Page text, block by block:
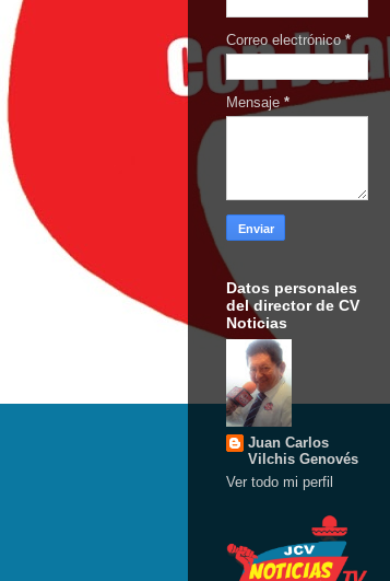
Correo electrónico*
Mensaje *
Datos personales
del director de CV
Noticias
Juan Carlos
Vilchis Genovés
Ver todo mi perfil